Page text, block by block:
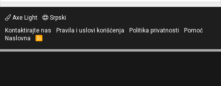
Axe Light
Srpski
Kontaktirajte nas
Pravila i uslovi korišćenja Politika privatnosti
Pomoć
Naslovna
R
S